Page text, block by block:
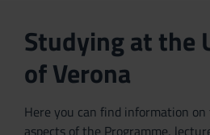
Studying at the
of Verona
Here you can find information
aspects of the Programme,